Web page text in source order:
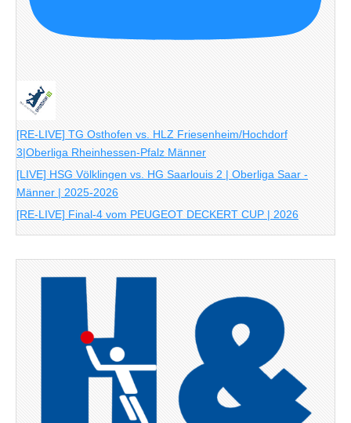
[RE-LIVE] TG Osthofen vs. HLZ Friesenheim/Hochdorf
3|Oberliga Rheinhessen-Pfalz Männer
[LIVE] HSG Völklingen vs. HG Saarlouis 2 | Oberliga Saar -
Männer | 2025-2026
[RE-LIVE] Final-4 vom PEUGEOT DECKERT CUP | 2026